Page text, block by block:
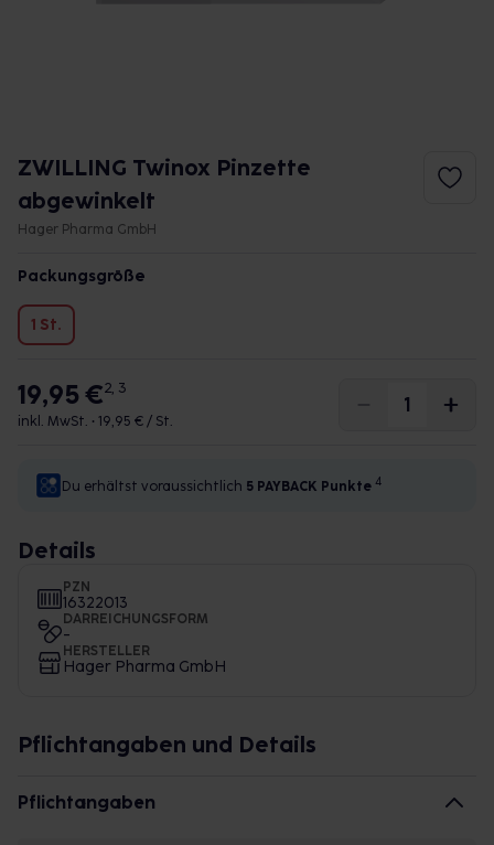
ZWILLING Twinox Pinzette
abgewinkelt
Hager Pharma GmbH
Packungsgröße
1 St.
19,95 €2, 3
inkl. MwSt. • 19,95 € / St.
Du erhältst voraussichtlich 5 PAYBACK Punkte 4
Details
PZN
16322013
DARREICHUNGSFORM
-
HERSTELLER
Hager Pharma GmbH
Pflichtangaben und Details
Pflichtangaben